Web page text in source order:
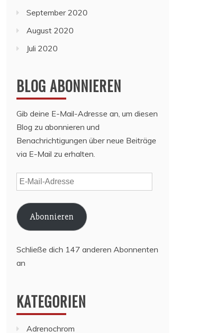
September 2020
August 2020
Juli 2020
BLOG ABONNIEREN
Gib deine E-Mail-Adresse an, um diesen
Blog zu abonnieren und
Benachrichtigungen über neue Beiträge
via E-Mail zu erhalten.
E-
Mail-
Adresse
Abonnieren
Schließe dich 147 anderen Abonnenten
an
KATEGORIEN
Adrenochrom